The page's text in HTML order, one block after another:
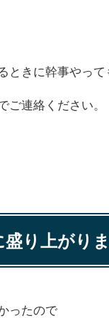
ときに幹事やって
ご連絡ください。
り上がり
ったので